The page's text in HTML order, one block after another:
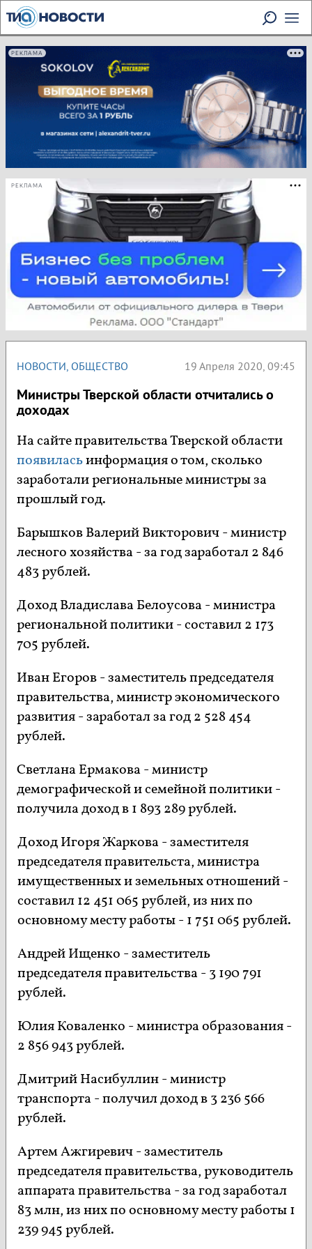
РЕКЛАМА
РЕКЛАМА
НОВОСТИ, ОБЩЕСТВО 19 Апреля 2020, 09:45
Министры Тверской области отчитались о
доходах
На сайте правительства Тверской области
появиласьинформация о том, сколько
заработали региональные министры за
прошлый год.
Барышков Валерий Викторович - министр
лесного хозяйства - за год заработал 2 846
483 рублей.
Доход Владислава Белоусова - министра
региональной политики - составил 2 173
705 рублей.
Иван Егоров - заместитель председателя
правительства, министр экономического
развития - заработал за год 2 528 454
рублей.
Светлана Ермакова - министр
демографической и семейной политики -
получила доход в 1 893 289 рублей.
Доход Игоря Жаркова - заместителя
председателя правительста, министра
имущественных и земельных отношений -
составил 12 451 065 рублей, из них по
основному месту работы - 1 751 065 рублей.
Андрей Ищенко - заместитель
председателя правительства - 3 190 791
рублей.
Юлия Коваленко - министра образования -
2 856 943 рублей.
Дмитрий Насибуллин - министр
транспорта - получил доход в 3 236 566
рублей.
Артем Ажгиревич - заместитель
председателя правительства, руководитель
аппарата правительства - за год заработал
83 млн, из них по основному месту работы 1
239 945 рублей.